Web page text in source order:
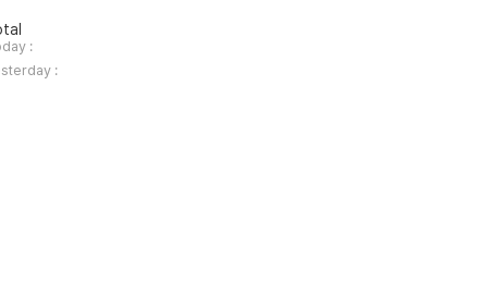
:
: